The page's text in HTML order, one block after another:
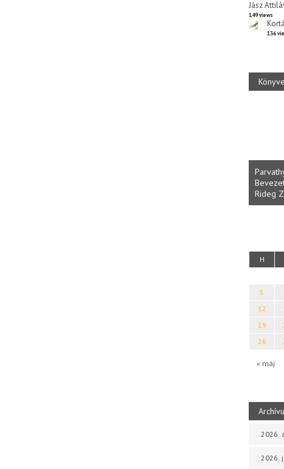
Jász
149 views
136
H
« máj
5
12
19
26
2026.
2026.